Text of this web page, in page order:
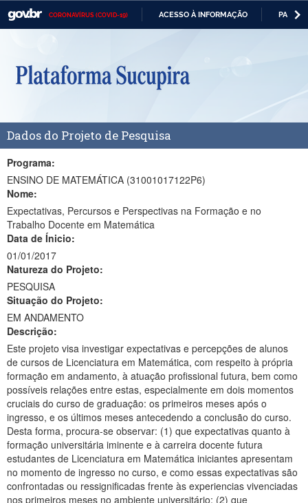
CORONAVÍRUS (COVID-19) ACESSO À INFORMAÇÃO
Casa Civil
Ministério da Defesa
Ministério da Economia
Ministério da Infraestrutura
Ministério da Agricultura, Pecuária e Abastecimento
Ministério da Educação
Ministério da Cidadania
Ministério da Saúde
Ministério de Minas e Energia
Ministério do Meio Ambiente
Ministério do Turismo
Ministério do Desenvolvimento Regional
Controladoria-Geral da União
Ministério da Mulher, da Família e dos Direitos Humanos
Secretaria-Geral
Dados do Projeto de Pesquisa
Programa:
ENSINO DE MATEMÁTICA (31001017122P6)
Nome:
Expectativas, Percursos e Perspectivas na Formação e no
Trabalho Docente em Matemática
Data de Ínicio:
01/01/2017
Natureza do Projeto:
PESQUISA
Situação do Projeto:
EM ANDAMENTO
Descrição:
Este projeto visa investigar expectativas e percepções de alunos
de cursos de Licenciatura em Matemática, com respeito à própria
formação em andamento, à atuação profissional futura, bem como
possíveis relações entre estas, especialmente em dois momentos
cruciais do curso de graduação: os primeiros meses após o
ingresso, e os últimos meses antecedendo a conclusão do curso.
Desta forma, procura-se observar: (1) que expectativas quanto à
formação universitária iminente e à carreira docente futura
estudantes de Licenciatura em Matemática iniciantes apresentam
no momento de ingresso no curso, e como essas expectativas são
confrontadas ou ressignificadas frente às experiencias vivenciadas
nos primeiros meses no ambiente universitário; (2) que